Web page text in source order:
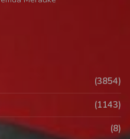
(3854)
(1143)
(8)